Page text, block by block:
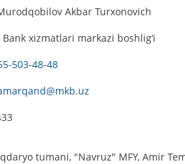
Akbar Turxonovich
Bank xizmatlari markazi boshlig‘i
503-48-48
tumani, "Navruz" MFY, Amir